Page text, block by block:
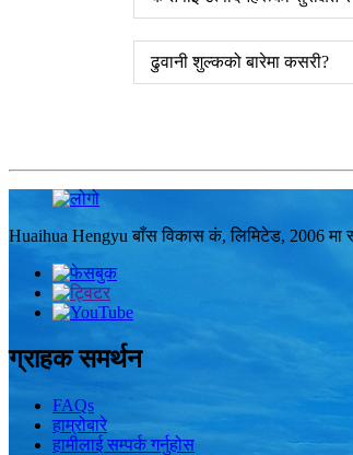
ढुवानी शुल्कको बारेमा कसरी?
Huaihua Hengyu बाँस विकास कं, लिमिटेड, 2006 मा
ग्राहक समर्थन
FAQs
हाम्रोबारे
हामीलाई सम्पर्क गर्नुहोस